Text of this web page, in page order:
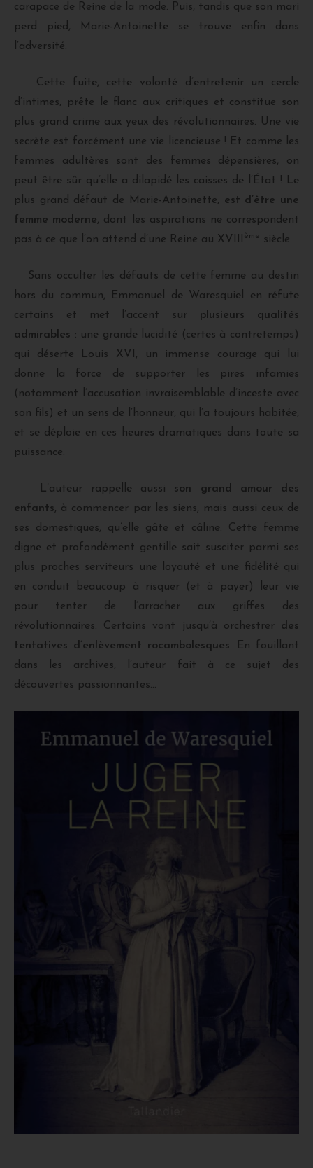
carapace de Reine de la mode. Puis, tandis que son mari
perd pied, Marie-Antoinette se trouve enfin dans
l’adversité.
Cette fuite, cette volonté d’entretenir un cercle
d’intimes, prête le flanc aux critiques et constitue son
plus grand crime aux yeux des révolutionnaires. Une vie
secrète est forcément une vie licencieuse ! Et comme les
femmes adultères sont des femmes dépensières, on
peut être sûr qu’elle a dilapidé les caisses de l’État ! Le
plus grand défaut de Marie-Antoinette, est d’être une
femme moderne, dont les aspirations ne correspondent
pas à ce que l’on attend d’une Reine au XVIII
ème siècle.
Sans occulter les défauts de cette femme au destin
hors du commun, Emmanuel de Waresquiel en réfute
certains et met l’accent sur plusieurs qualités
admirables : une grande lucidité (certes à contretemps)
qui déserte Louis XVI, un immense courage qui lui
donne la force de supporter les pires infamies
(notamment l’accusation invraisemblable d’inceste avec
son fils) et un sens de l’honneur, qui l’a toujours habitée,
et se déploie en ces heures dramatiques dans toute sa
puissance.
L’auteur rappelle aussi son grand amour des
enfants, à commencer par les siens, mais aussi ceux de
ses domestiques, qu’elle gâte et câline. Cette femme
digne et profondément gentille sait susciter parmi ses
plus proches serviteurs une loyauté et une fidélité qui
en conduit beaucoup à risquer (et à payer) leur vie
pour tenter de l’arracher aux griffes des
révolutionnaires. Certains vont jusqu’à orchestrer des
tentatives d’enlèvement rocambolesques. En fouillant
dans les archives, l’auteur fait à ce sujet des
découvertes passionnantes…